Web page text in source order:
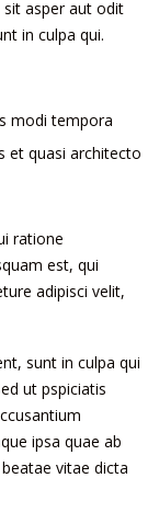
asper aut odit
in culpa qui.
modi tempora
et quasi architecto
ratione
est, qui
adipisci velit,
sunt in culpa qui
ut pspiciatis
ipsa quae ab
vitae dicta